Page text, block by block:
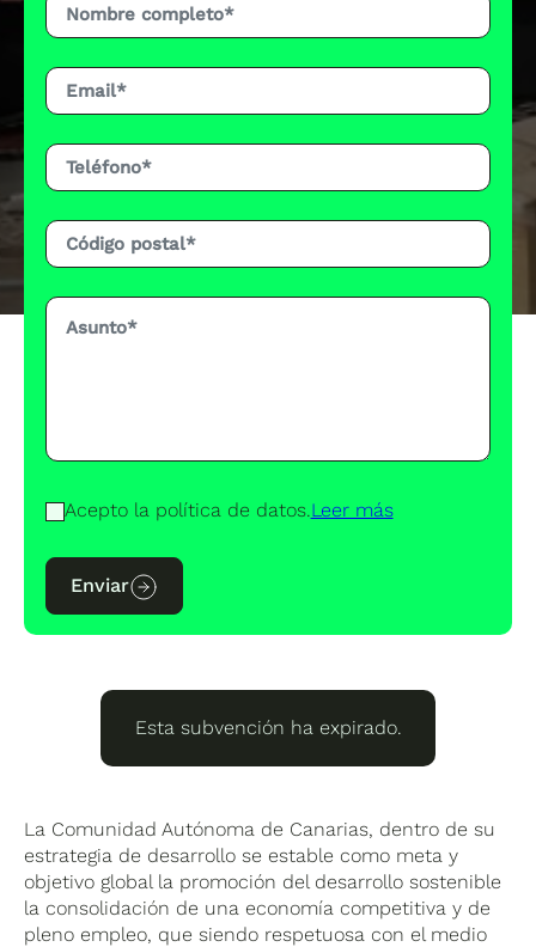
Acepto la política de datos.Leer más
Enviar
Esta subvención ha expirado.
La Comunidad Autónoma de Canarias, dentro de su
estrategia de desarrollo se estable como meta y
objetivo global la promoción del desarrollo sostenible
la consolidación de una economía competitiva y de
pleno empleo, que siendo respetuosa con el medio